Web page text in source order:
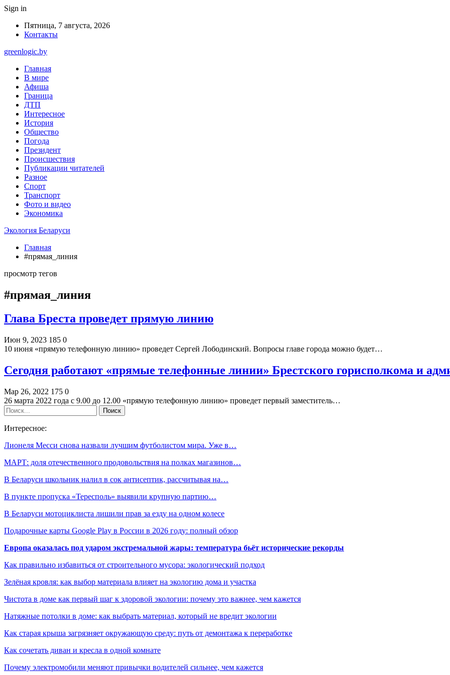
Sign in
Пятница, 7 августа, 2026
Контакты
greenlogic.by
Главная
В мире
Афиша
Граница
ДТП
Интересное
История
Общество
Погода
Президент
Происшествия
Публикации читателей
Разное
Спорт
Транспорт
Фото и видео
Экономика
Экология Беларуси
Главная
#прямая_линия
просмотр тегов
#прямая_линия
Глава Бреста проведет прямую линию
Июн 9, 2023 185 0
10 июня «прямую телефонную линию» проведет Сергей Лободинский. Вопросы главе города можно будет…
Сегодня работают «прямые телефонные линии» Брестского горисполкома и
Мар 26, 2022 175 0
26 марта 2022 года с 9.00 до 12.00 «прямую телефонную линию» проведет первый заместитель…
Интересное:
Лионеля Месси снова назвали лучшим футболистом мира. Уже в…
МАРТ: доля отечественного продовольствия на полках магазинов…
В Беларуси школьник налил в сок антисептик, рассчитывая на…
В пункте пропуска «Тересполь» выявили крупную партию…
В Беларуси мотоциклиста лишили прав за езду на одном колесе
Подарочные карты Google Play в России в 2026 году: полный обзор
Европа оказалась под ударом экстремальной жары: температура бьёт исторические рекорды
Как правильно избавиться от строительного мусора: экологический подход
Зелёная кровля: как выбор материала влияет на экологию дома и участка
Чистота в доме как первый шаг к здоровой экологии: почему это важнее, чем кажется
Натяжные потолки в доме: как выбрать материал, который не вредит экологии
Как старая крыша загрязняет окружающую среду: путь от демонтажа к переработке
Как сочетать диван и кресла в одной комнате
Почему электромобили меняют привычки водителей сильнее, чем кажется